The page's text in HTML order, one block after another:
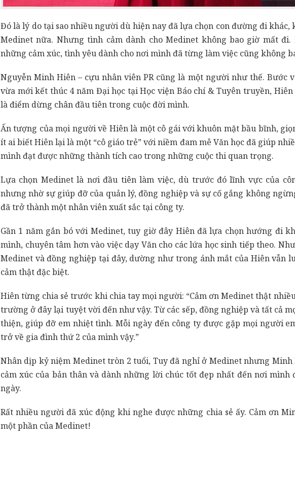
Đó là lý do tại sao nhiều người dù hiện nay đã lựa chọn con đường đi khác,
Medinet nữa. Nhưng tình cảm dành cho Medinet không bao giờ mất đi.
những cảm xúc, tình yêu dành cho nơi mình đã từng làm việc cũng không
Nguyễn Minh Hiên – cựu nhân viên PR cũng là một người như thế. Bước
vừa mới kết thúc 4 năm Đại học tại Học viện Báo chí & Tuyên truyền,
là điểm dừng chân đầu tiên trong cuộc đời mình.
Ấn tượng của mọi người về Hiên là một cô gái với khuôn mặt bầu bĩnh,
ít ai biết Hiên lại là một “cô giáo trẻ” với niềm đam mê Văn học đã giúp
mình đạt được những thành tích cao trong những cuộc thi quan trọng.
Lựa chọn Medinet là nơi đầu tiên làm việc, dù trước đó lĩnh vực của
nhưng nhờ sự giúp đỡ của quản lý, đồng nghiệp và sự cố gắng không
đã trở thành một nhân viên xuất sắc tại công ty.
Gần 1 năm gắn bó với Medinet, tuy giờ đây Hiên đã lựa chọn hướng đi
mình, chuyên tâm hơn vào việc dạy Văn cho các lứa học sinh tiếp theo.
Medinet và đồng nghiệp tại đây, dường như trong ánh mắt của Hiên vẫn
cảm thật đặc biệt.
Hiên từng chia sẻ trước khi chia tay mọi người: “Cảm ơn Medinet thật
trường ở đây lại tuyệt vời đến như vậy. Từ các sếp, đồng nghiệp và tất cả
thiện, giúp đỡ em nhiệt tình. Mỗi ngày đến công ty được gặp mọi người
trở về gia đình thứ 2 của mình vậy.”
Nhân dịp kỷ niệm Medinet tròn 2 tuổi, Tuy đã nghỉ ở Medinet nhưng Minh
cảm xúc của bản thân và dành những lời chúc tốt đẹp nhất đến nơi mình
ngày.
Rất nhiều người đã xúc động khi nghe được những chia sẻ ấy. Cảm ơn
một phần của Medinet!